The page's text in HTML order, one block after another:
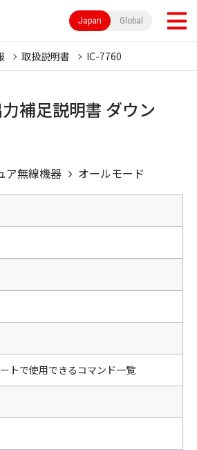
Japan Global
取扱説明書 IC-7760
補足説明書 ダウン
ア無線機器 オールモード
トで使用できるコマンド一覧